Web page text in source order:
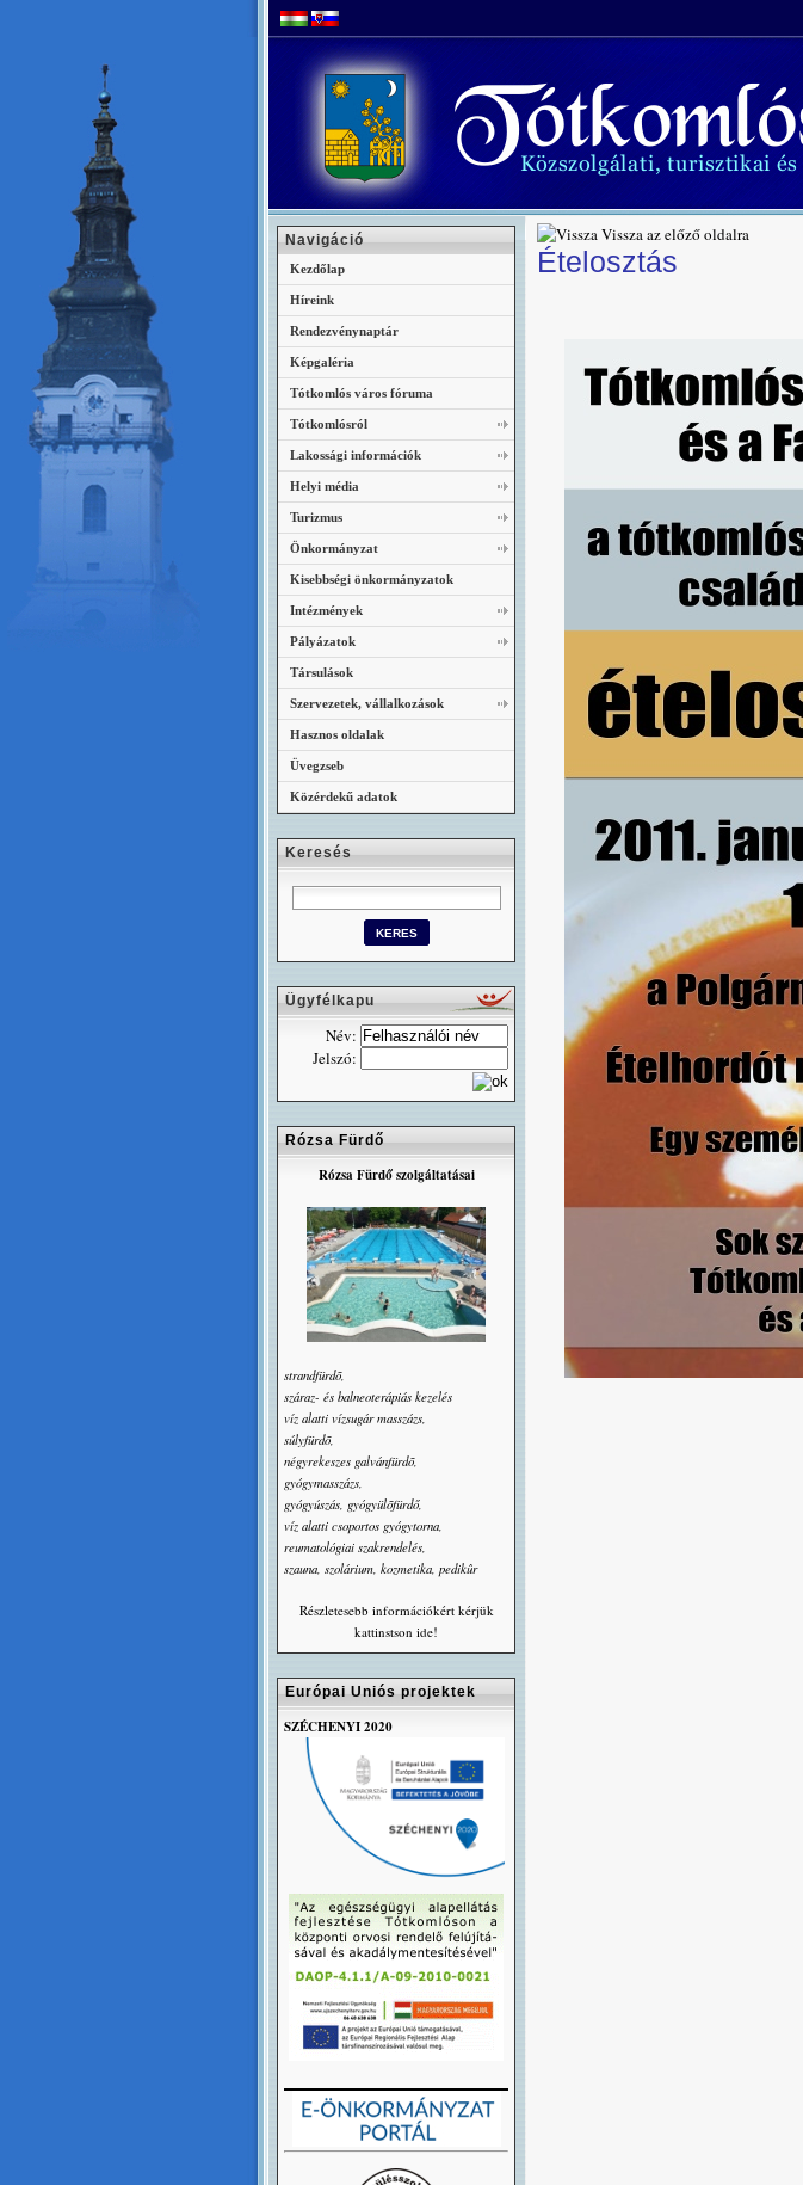
Vissza az előző oldalra
Ételosztás
Navigáció
Kezdőlap
Híreink
Rendezvénynaptár
Képgaléria
Tótkomlós város fóruma
Tótkomlósról
Lakossági információk
Helyi média
Turizmus
Önkormányzat
Kisebbségi önkormányzatok
Intézmények
Pályázatok
Társulások
Szervezetek, vállalkozások
Hasznos oldalak
Üvegzseb
Közérdekű adatok
Keresés
Ügyfélkapu
Név:
Jelszó:
Rózsa Fürdő
Rózsa Fürdő szolgáltatásai
strandfürdõ,
száraz- és balneoterápiás kezelés
víz alatti vízsugár masszázs,
súlyfürdõ,
négyrekeszes galvánfürdõ,
gyógymasszázs,
gyógyúszás, gyógyülõfürdő,
víz alatti csoportos gyógytorna,
reumatológiai szakrendelés,
szauna, szolárium, kozmetika, pedikûr
Részletesebb információkért kérjük
kattinstson ide!
Európai Uniós projektek
SZÉCHENYI 2020